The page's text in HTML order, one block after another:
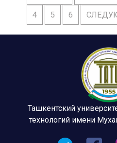
4 5 6
Ташкентский
технологий имени